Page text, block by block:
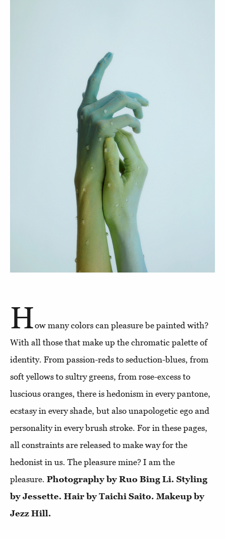
How many colors can pleasure be painted with?
With all those that make up the chromatic palette of
identity. From passion-reds to seduction-blues, from
soft yellows to sultry greens, from rose-excess to
luscious oranges, there is hedonism in every pantone,
ecstasy in every shade, but also unapologetic ego and
personality in every brush stroke. For in these pages,
all constraints are released to make way for the
hedonist in us. The pleasure mine? I am the
pleasure. Photography by Ruo Bing Li. Styling
by Jessette. Hair by Taichi Saito. Makeup by
Jezz Hill.